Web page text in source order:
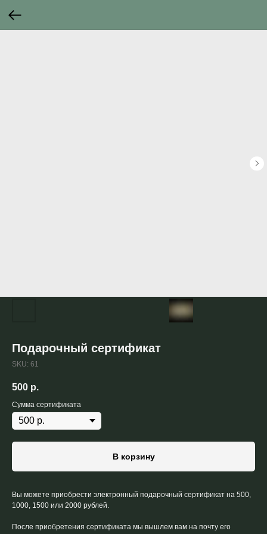
Подарочный сертификат
SKU: 61
500 р.
Сумма сертификата
В корзину
Вы можете приобрести электронный подарочный сертификат на 500,
1000, 1500 или 2000 рублей.
После приобретения сертификата мы вышлем вам на почту его